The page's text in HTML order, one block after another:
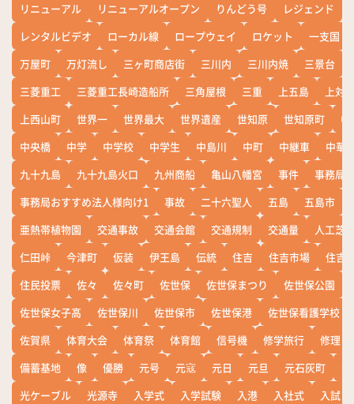
リニューアル
リニューアルオープン りんどう号 レジェンド
レンタルビデオ
ローカル線 ロープウェイ ロケット
一支国
万屋町
万灯流し 三ヶ町商店街 三川内 三川内焼 三景台
三菱重工
三菱重工長崎造船所 三角屋根 三重 上五島
上対
上西山町
世界一 世界最大 世界遺産 世知原 世知原町
中
中央橋
中学 中学校 中学生 中島川 中町 中継車
中華
九十九島
九十九島火口 九州商船 亀山八幡宮 事件
事務局
事務局おすすめ法人様向け1
事故 二十六聖人 五島 五島市
亜熱帯植物園
交通事故 交通会館 交通規制 交通量
人工芝
仁田峠
今津町 仮装 伊王島 伝統 住吉 住吉市場
住吉
住民投票
佐々 佐々町 佐世保 佐世保まつり 佐世保公園
佐世保女子高
佐世保川 佐世保市 佐世保港
佐世保看護学校
佐賀県
体育大会 体育祭 体育館 信号機 修学旅行
修理
備蓄基地
像 優勝 元号 元寇 元日 元旦 元石灰町
光ケーブル
光源寺 入学式 入学試験 入港 入社式
入試